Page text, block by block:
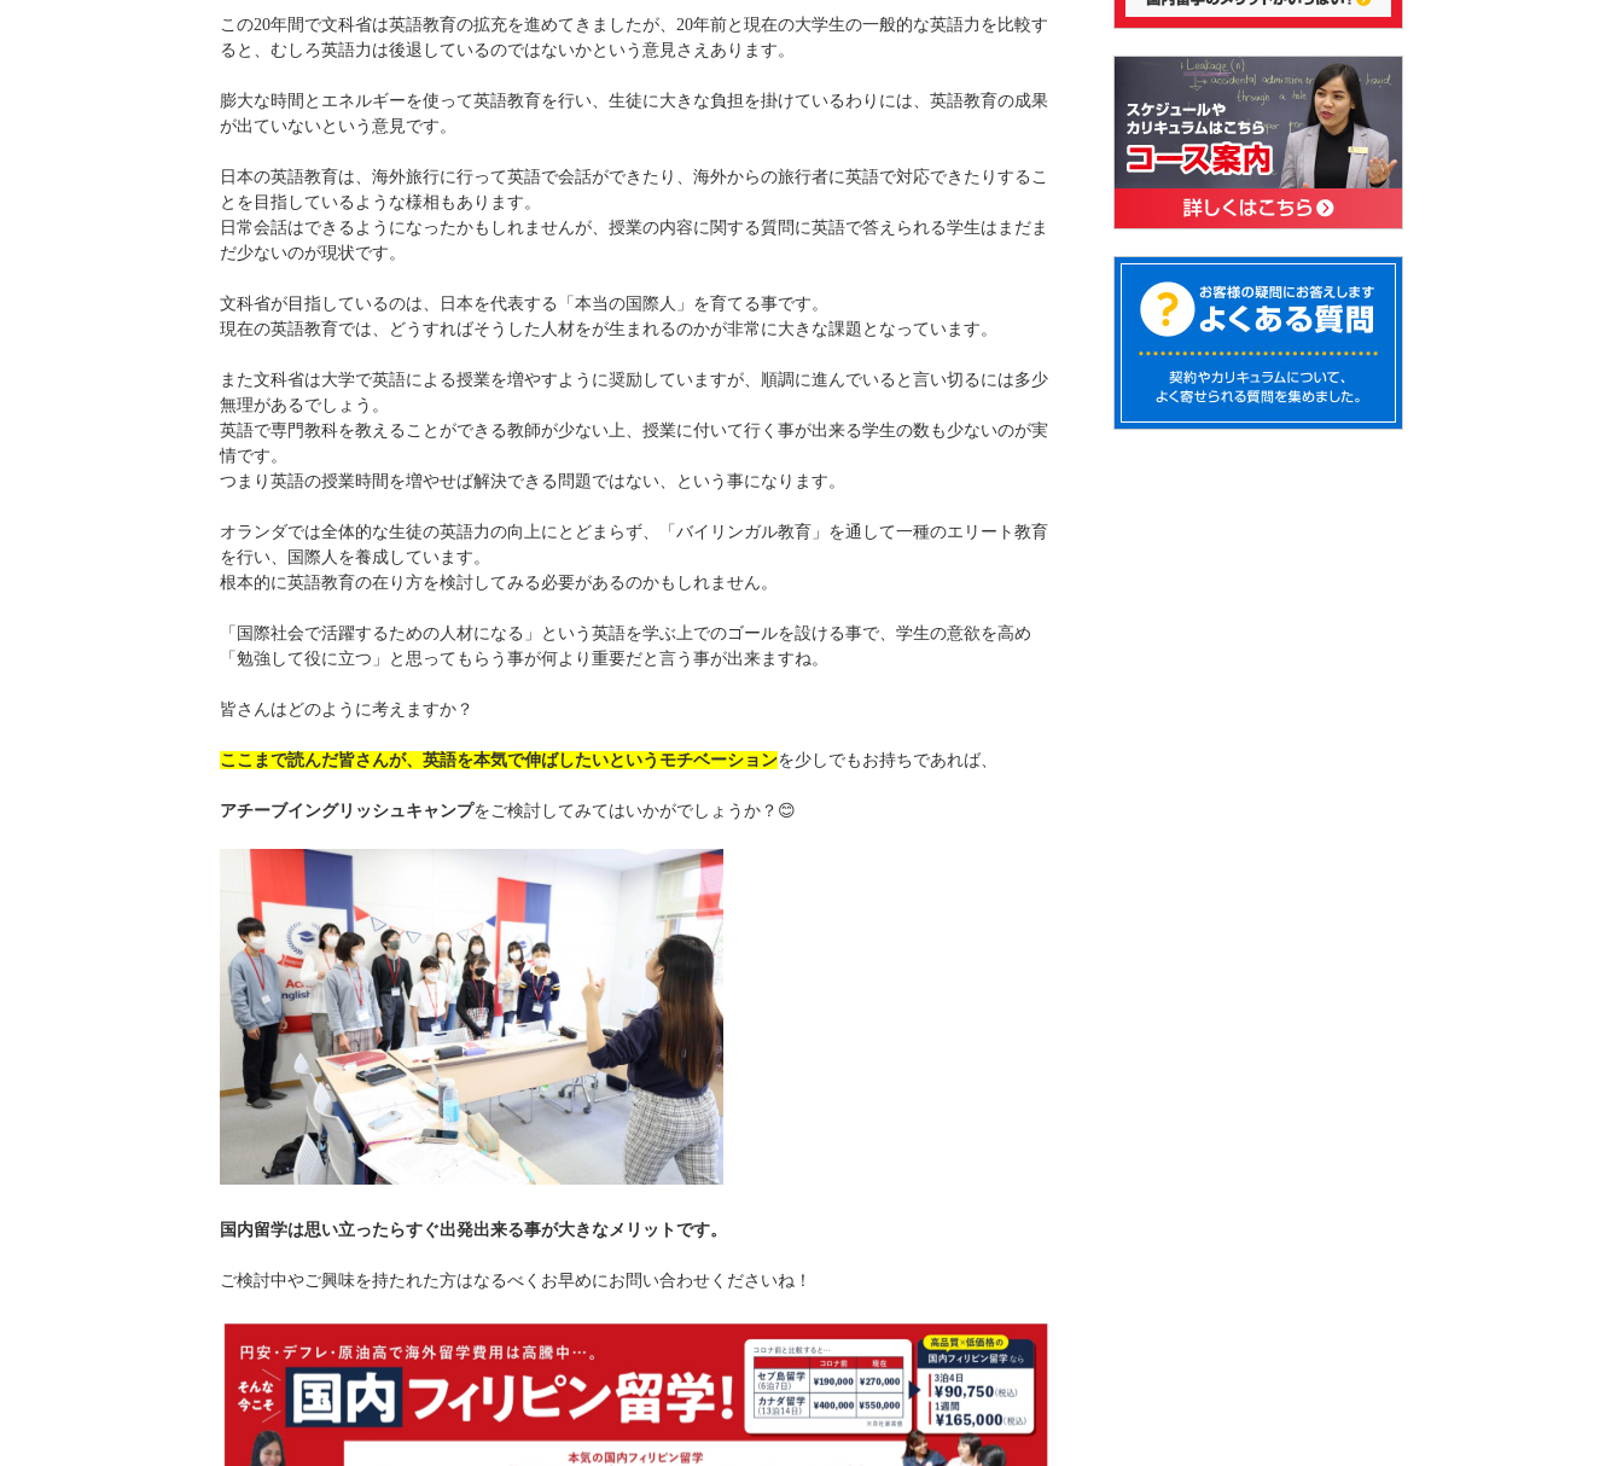
この20年間で文科省は英語教育の拡充を進めてきましたが、20年前と現在の大学生の一般的な英語力を比較す
ると、むしろ英語力は後退しているのではないかという意見さえあります。
膨大な時間とエネルギーを使って英語教育を行い、生徒に大きな負担を掛けているわりには、英語教育の成果
が出ていないという意見です。
日本の英語教育は、海外旅行に行って英語で会話ができたり、海外からの旅行者に英語で対応できたりするこ
とを目指しているような様相もあります。
日常会話はできるようになったかもしれませんが、授業の内容に関する質問に英語で答えられる学生はまだま
だ少ないのが現状です。
文科省が目指しているのは、日本を代表する「本当の国際人」を育てる事です。
現在の英語教育では、どうすればそうした人材をが生まれるのかが非常に大きな課題となっています。
また文科省は大学で英語による授業を増やすように奨励していますが、順調に進んでいると言い切るには多少
無理があるでしょう。
英語で専門教科を教えることができる教師が少ない上、授業に付いて行く事が出来る学生の数も少ないのが実
情です。
つまり英語の授業時間を増やせば解決できる問題ではない、という事になります。
オランダでは全体的な生徒の英語力の向上にとどまらず、「バイリンガル教育」を通して一種のエリート教育
を行い、国際人を養成しています。
根本的に英語教育の在り方を検討してみる必要があるのかもしれません。
「国際社会で活躍するための人材になる」という英語を学ぶ上でのゴールを設ける事で、学生の意欲を高め
「勉強して役に立つ」と思ってもらう事が何より重要だと言う事が出来ますね。
皆さんはどのように考えますか？
ここまで読んだ皆さんが、英語を本気で伸ばしたいというモチベーションを少しでもお持ちであれば、
アチーブイングリッシュキャンプをご検討してみてはいかがでしょうか？😊
国内留学は思い立ったらすぐ出発出来る事が大きなメリットです。
ご検討中やご興味を持たれた方はなるべくお早めにお問い合わせくださいね！